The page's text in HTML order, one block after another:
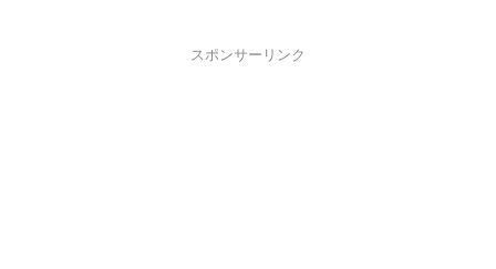
スポンサーリンク